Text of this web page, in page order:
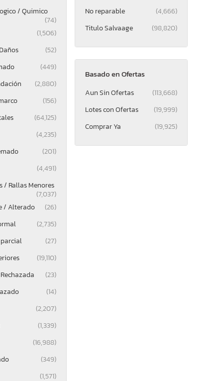
/ Quimico
(74)
(1,506)
(52)
(449)
(2,880)
(156)
(64,125)
(4,235)
(201)
(4,491)
/ Rallas Menores
(7,037)
/ Alterado
(26)
(2,735)
(27)
(19,110)
(23)
(14)
(2,207)
(1,339)
(16,988)
(349)
(1,571)
No reparable
(4,666)
Titulo Salvaage
(98,820)
Basado en Ofertas
Aun Sin Ofertas
(113,668)
Lotes con Ofertas
(19,999)
Comprar Ya
(19,925)